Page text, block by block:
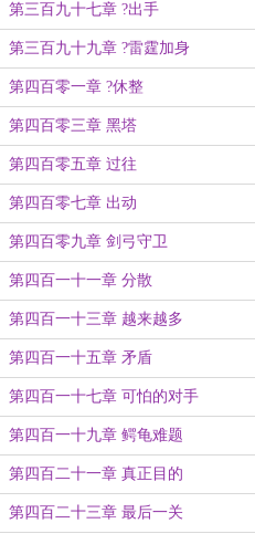
第三百九十七章 ?出手
第三百九十九章 ?雷霆加身
第四百零一章 ?休整
第四百零三章 黑塔
第四百零五章 过往
第四百零七章 出动
第四百零九章 剑弓守卫
第四百一十一章 分散
第四百一十三章 越来越多
第四百一十五章 矛盾
第四百一十七章 可怕的对手
第四百一十九章 鳄龟难题
第四百二十一章 真正目的
第四百二十三章 最后一关